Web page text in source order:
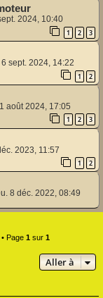
2024, 10:40
1 2 3
sept. 2024, 14:22
1 2
août 2024, 17:05
1 2 3
2023, 11:57
1 2
8 déc. 2022, 08:49
Page 1 sur 1
Aller à